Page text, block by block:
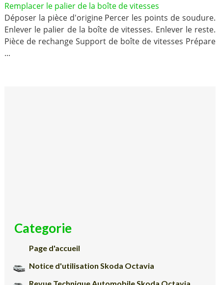
Remplacer le palier de la boîte de vitesses
Déposer la pièce d'origine Percer les points de soudure.
Enlever le palier de la boîte de vitesses. Enlever le reste.
Pièce de rechange Support de boîte de vitesses Prépare
...
Categorie
Page d'accueil
Notice d'utilisation Skoda Octavia